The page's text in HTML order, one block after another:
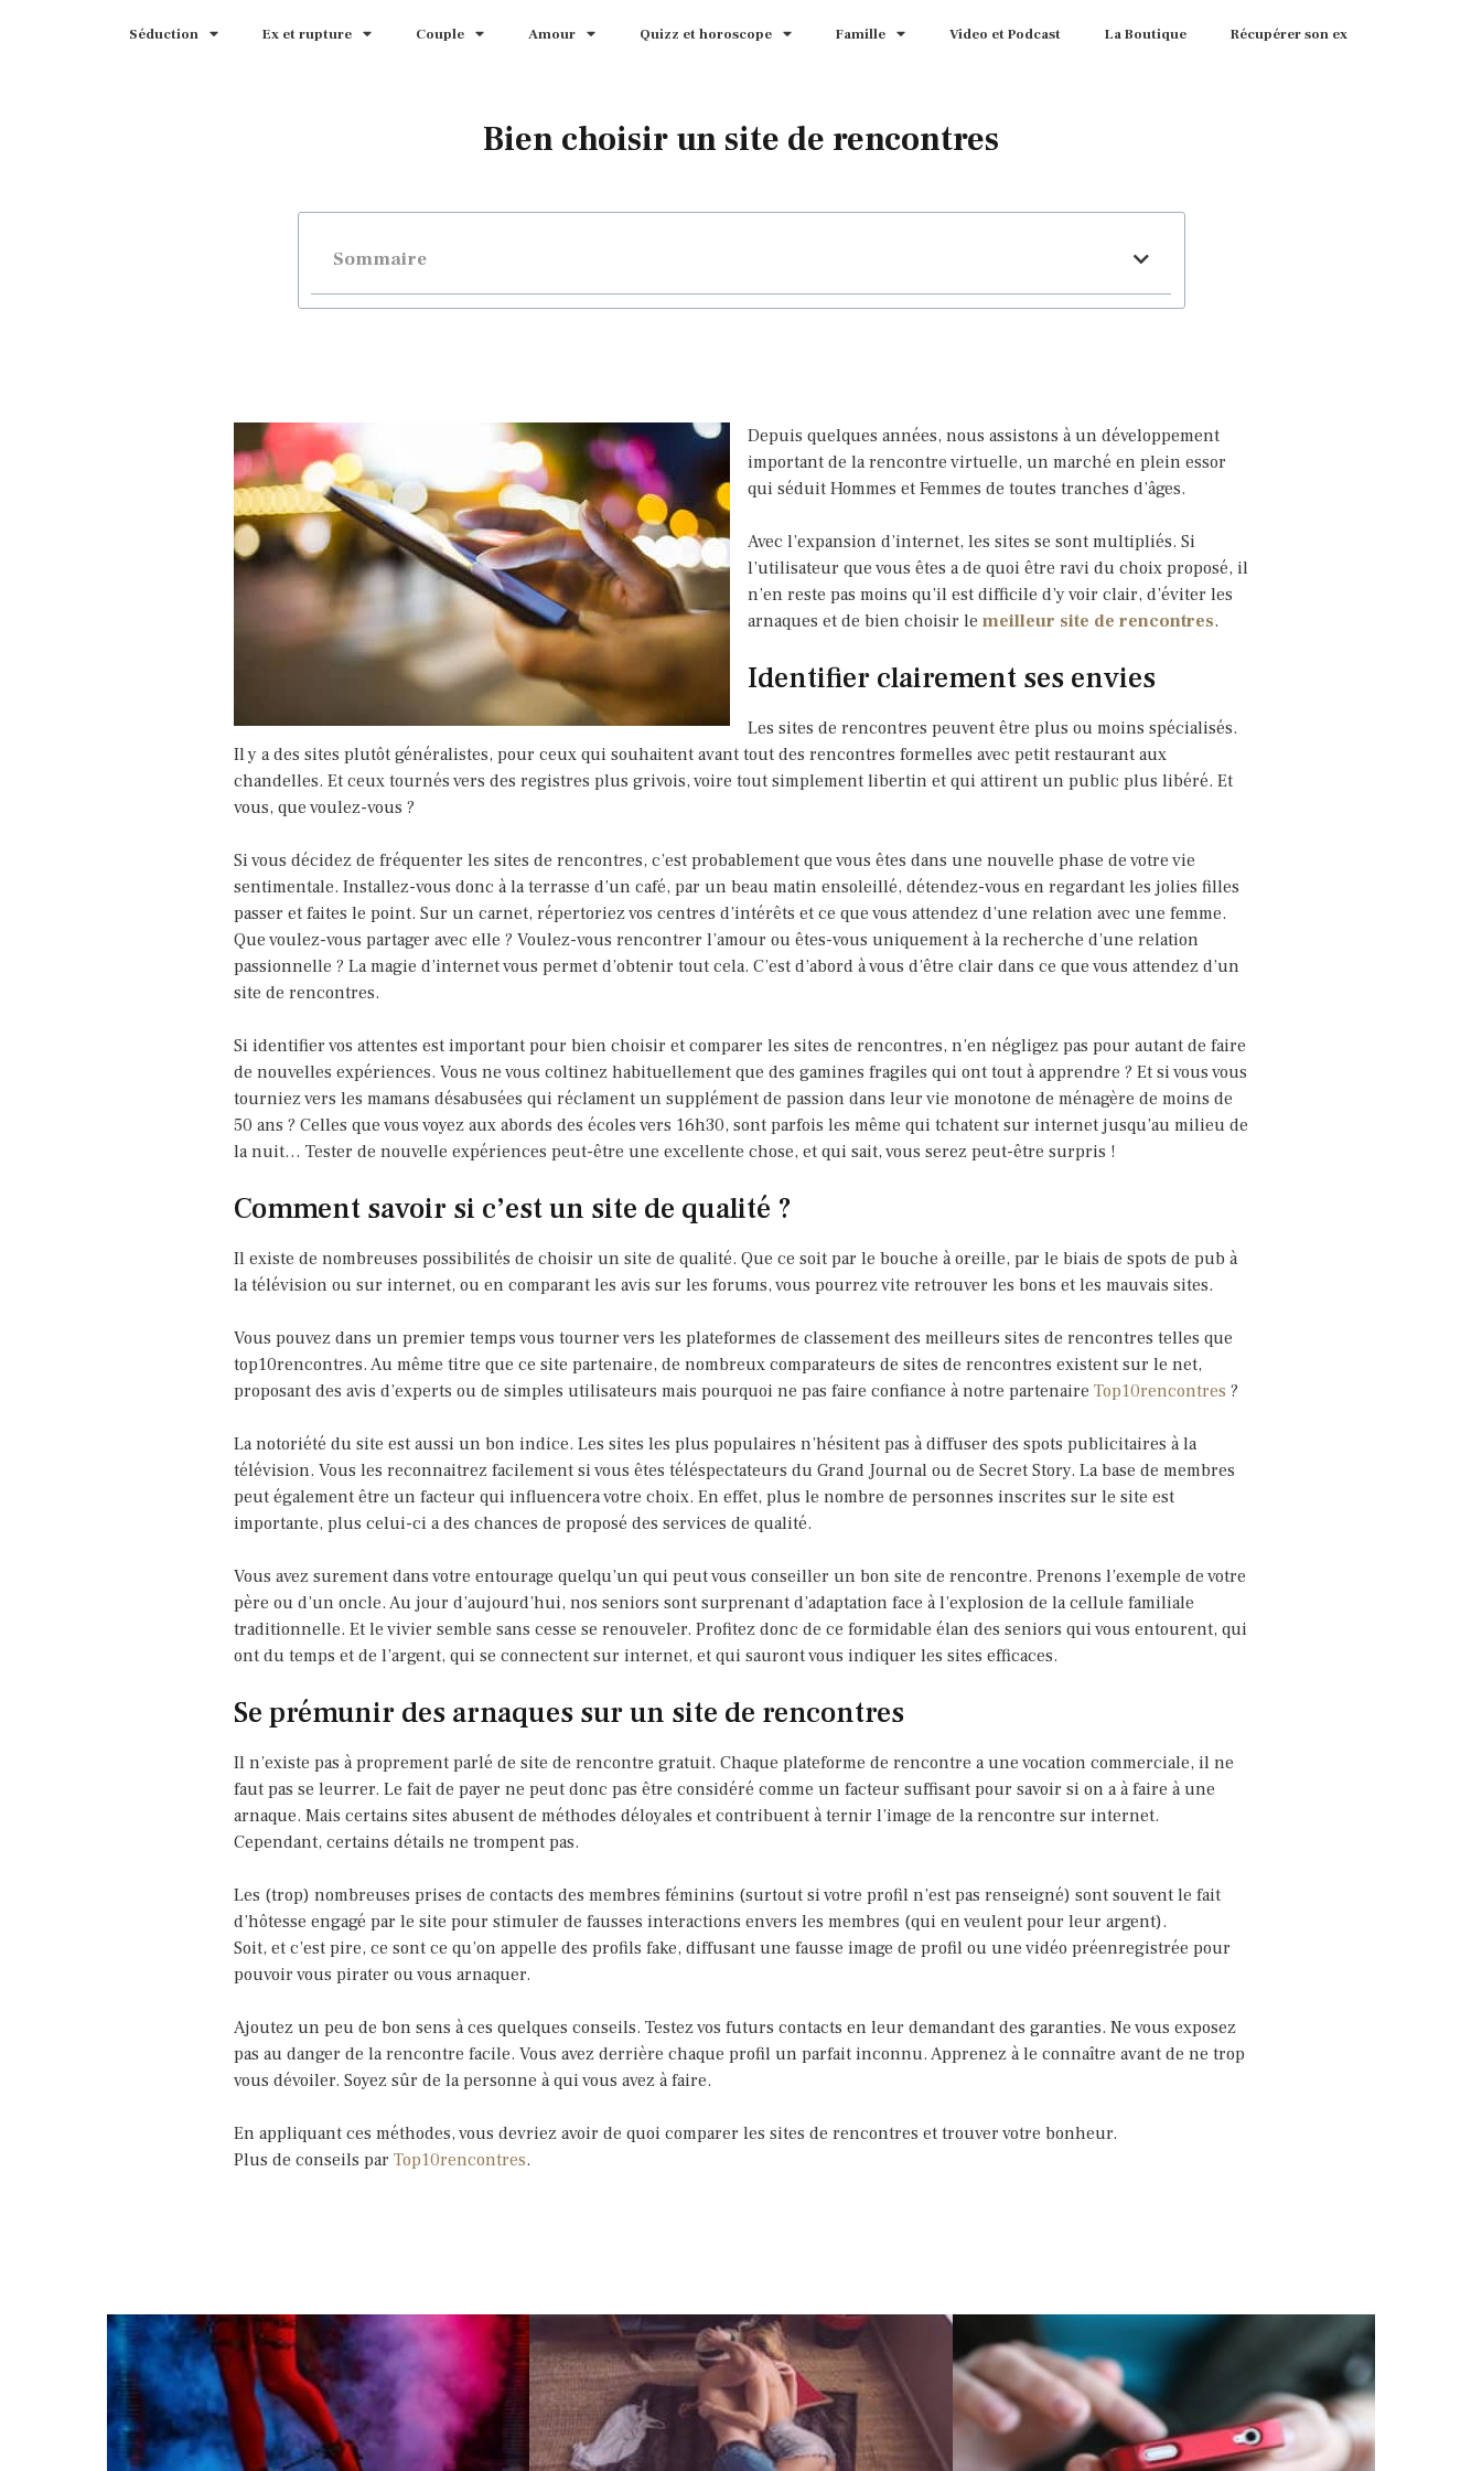
Séduction Ex et rupture Couple Amour Quizz et horoscope Famille Video et Podcast La Boutique Récupérer son ex
Bien choisir un site de rencontres
Sommaire
Depuis quelques années, nous assistons à un développement
important de la rencontre virtuelle, un marché en plein essor
qui séduit Hommes et Femmes de toutes tranches d’âges.
Avec l’expansion d’internet, les sites se sont multipliés. Si
l’utilisateur que vous êtes a de quoi être ravi du choix proposé, il
n’en reste pas moins qu’il est difficile d’y voir clair, d’éviter les
arnaques et de bien choisir le meilleur site de rencontres.
Identifier clairement ses envies
Les sites de rencontres peuvent être plus ou moins spécialisés.
Il y a des sites plutôt généralistes, pour ceux qui souhaitent avant tout des rencontres formelles avec petit restaurant aux
chandelles. Et ceux tournés vers des registres plus grivois, voire tout simplement libertin et qui attirent un public plus libéré. Et
vous, que voulez-vous ?
Si vous décidez de fréquenter les sites de rencontres, c’est probablement que vous êtes dans une nouvelle phase de votre vie
sentimentale. Installez-vous donc à la terrasse d’un café, par un beau matin ensoleillé, détendez-vous en regardant les jolies filles
passer et faites le point. Sur un carnet, répertoriez vos centres d’intérêts et ce que vous attendez d’une relation avec une femme.
Que voulez-vous partager avec elle ? Voulez-vous rencontrer l’amour ou êtes-vous uniquement à la recherche d’une relation
passionnelle ? La magie d’internet vous permet d’obtenir tout cela. C’est d’abord à vous d’être clair dans ce que vous attendez d’un
site de rencontres.
Si identifier vos attentes est important pour bien choisir et comparer les sites de rencontres, n’en négligez pas pour autant de faire
de nouvelles expériences. Vous ne vous coltinez habituellement que des gamines fragiles qui ont tout à apprendre ? Et si vous vous
tourniez vers les mamans désabusées qui réclament un supplément de passion dans leur vie monotone de ménagère de moins de
50 ans ? Celles que vous voyez aux abords des écoles vers 16h30, sont parfois les même qui tchatent sur internet jusqu’au milieu de
la nuit… Tester de nouvelle expériences peut-être une excellente chose, et qui sait, vous serez peut-être surpris !
Comment savoir si c’est un site de qualité ?
Il existe de nombreuses possibilités de choisir un site de qualité. Que ce soit par le bouche à oreille, par le biais de spots de pub à
la télévision ou sur internet, ou en comparant les avis sur les forums, vous pourrez vite retrouver les bons et les mauvais sites.
Vous pouvez dans un premier temps vous tourner vers les plateformes de classement des meilleurs sites de rencontres telles que
top10rencontres. Au même titre que ce site partenaire, de nombreux comparateurs de sites de rencontres existent sur le net,
proposant des avis d’experts ou de simples utilisateurs mais pourquoi ne pas faire confiance à notre partenaire Top10rencontres ?
La notoriété du site est aussi un bon indice. Les sites les plus populaires n’hésitent pas à diffuser des spots publicitaires à la
télévision. Vous les reconnaitrez facilement si vous êtes téléspectateurs du Grand Journal ou de Secret Story. La base de membres
peut également être un facteur qui influencera votre choix. En effet, plus le nombre de personnes inscrites sur le site est
importante, plus celui-ci a des chances de proposé des services de qualité.
Vous avez surement dans votre entourage quelqu’un qui peut vous conseiller un bon site de rencontre. Prenons l’exemple de votre
père ou d’un oncle. Au jour d’aujourd’hui, nos seniors sont surprenant d’adaptation face à l’explosion de la cellule familiale
traditionnelle. Et le vivier semble sans cesse se renouveler. Profitez donc de ce formidable élan des seniors qui vous entourent, qui
ont du temps et de l’argent, qui se connectent sur internet, et qui sauront vous indiquer les sites efficaces.
Se prémunir des arnaques sur un site de rencontres
Il n’existe pas à proprement parlé de site de rencontre gratuit. Chaque plateforme de rencontre a une vocation commerciale, il ne
faut pas se leurrer. Le fait de payer ne peut donc pas être considéré comme un facteur suffisant pour savoir si on a à faire à une
arnaque. Mais certains sites abusent de méthodes déloyales et contribuent à ternir l’image de la rencontre sur internet.
Cependant, certains détails ne trompent pas.
Les (trop) nombreuses prises de contacts des membres féminins (surtout si votre profil n’est pas renseigné) sont souvent le fait
d’hôtesse engagé par le site pour stimuler de fausses interactions envers les membres (qui en veulent pour leur argent).
Soit, et c’est pire, ce sont ce qu’on appelle des profils fake, diffusant une fausse image de profil ou une vidéo préenregistrée pour
pouvoir vous pirater ou vous arnaquer.
Ajoutez un peu de bon sens à ces quelques conseils. Testez vos futurs contacts en leur demandant des garanties. Ne vous exposez
pas au danger de la rencontre facile. Vous avez derrière chaque profil un parfait inconnu. Apprenez à le connaître avant de ne trop
vous dévoiler. Soyez sûr de la personne à qui vous avez à faire.
En appliquant ces méthodes, vous devriez avoir de quoi comparer les sites de rencontres et trouver votre bonheur.
Plus de conseils par Top10rencontres.